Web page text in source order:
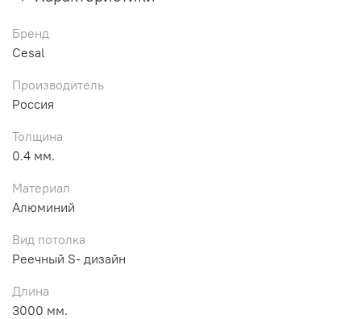
Бренд
Cesal
Производитель
Россия
Толщина
0.4 мм.
Материал
Алюминий
Вид потолка
Реечный S- дизайн
Длина
3000 мм.